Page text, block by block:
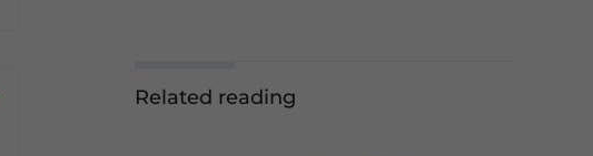
Related reading